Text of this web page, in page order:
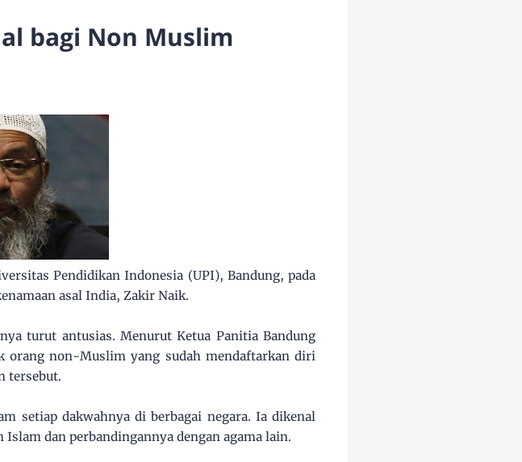
bagi Non Muslim
Pendidikan Indonesia (UPI), Bandung, pada
asal India, Zakir Naik.
turut antusias. Menurut Ketua Panitia Bandung
orang non-Muslim yang sudah mendaftarkan diri
tersebut.
setiap dakwahnya di berbagai negara. Ia dikenal
dan perbandingannya dengan agama lain.